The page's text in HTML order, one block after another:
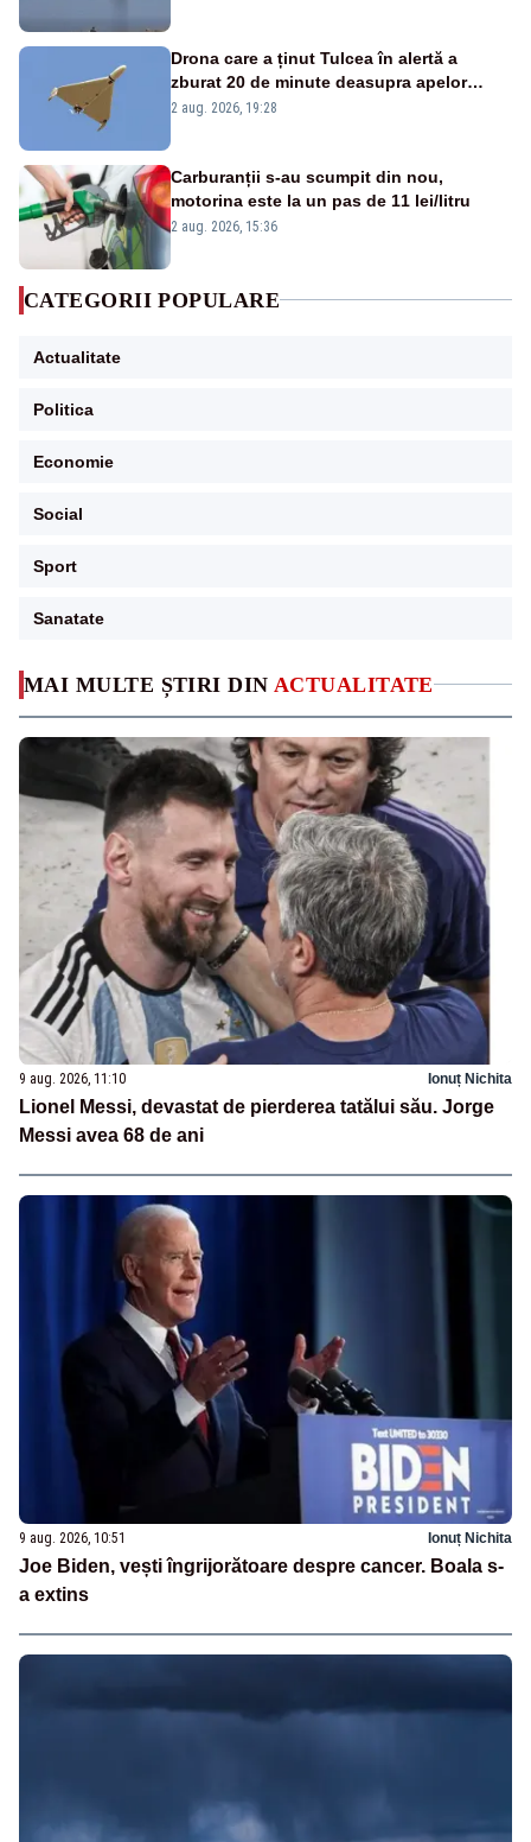
MAI MULTE ȘTIRI DIN ACTUALITATE
9 aug. 2026, 11:10 Ionuț Nichita
Lionel Messi, devastat de pierderea tatălui său. Jorge
Messi avea 68 de ani
9 aug. 2026, 10:51 Ionuț Nichita
Joe Biden, vești îngrijorătoare despre cancer. Boala s-
a extins
Drona care a ținut Tulcea în alertă a
zburat 20 de minute deasupra apelor
României. Au fost ridicate două F-16
2 aug. 2026, 19:28
Carburanții s-au scumpit din nou,
motorina este la un pas de 11 lei/litru
2 aug. 2026, 15:36
CATEGORII POPULARE
Actualitate
Politica
Economie
Social
Sport
Sanatate